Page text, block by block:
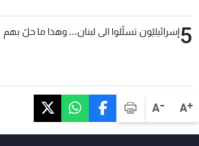
A+
A-
5إسرائيليّون تسلّلوا الى لبنان... وهذا ما حلّ بهم